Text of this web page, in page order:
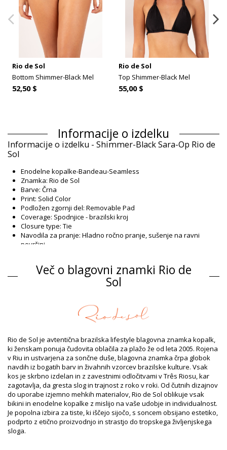
Rio de Sol
Bottom Shimmer-Black Mel
52,50 $
Rio de Sol
Top Shimmer-Black Mel
55,00 $
Informacije o izdelku
Informacije o izdelku - Shimmer-Black Sara-Op Rio de
Sol
Enodelne kopalke-Bandeau-Seamless
Znamka: Rio de Sol
Barve: Črna
Print: Solid Color
Podložen zgornji del: Removable Pad
Coverage: Spodnjice - brazilski kroj
Closure type: Tie
Navodila za pranje: Hladno ročno pranje, sušenje na ravni
površini
Enodelne kopalke Črna Rio de Sol SPRING
Sestava
Sestava: 84% Biodegradable Nylon (AMNI SOUL ECO), 16%
Spandex (LYCRA) - OEKO-TEX - Chlorine Resistant
Podloga: 84% Biodegradable Nylon (AMNI SOUL ECO), 16%
UV Protection: UPF 50+
Podatki o izdelku
Oddelek: Dame, Enodelne kopalke
Paket vključuje: 1 x Enodelne kopalke (Drugi dodatki niso
vključeni)
HS CODE: 6112.41.0010
SKU: 1981127028
EAN: XS (7899810456816), S (7899810456823), M (7899810456830),
L (7899810456847), XL (7899810457028)
Teža: 115g / 0.25lb / 4.06oz
Več o blagovni znamki Rio de
Sol
Rio de Sol je avtentična brazilska lifestyle blagovna znamka kopalk,
ki ženskam ponuja čudovita oblačila za plažo že od leta 2005. Rojena
v Riu in ustvarjena za sončne duše, blagovna znamka črpa globok
navdih iz bogatih barv in živahnih vzorcev brazilske kulture. Vsak
kos je skrbno izdelan in z zavestnimi odločitvami v Três Riosu, kar
zagotavlja, da gresta slog in trajnost z roko v roki. Od čutnih dizajnov
do uporabe izjemno mehkih materialov, Rio de Sol oblikuje vsak
bikini in enodelne kopalke z mislijo na vaše udobje in individualnost.
Je popolna izbira za tiste, ki iščejo sijočo, s soncem obsijano estetiko,
podprto z etično proizvodnjo in strastjo do tropskega življenjskega
sloga.